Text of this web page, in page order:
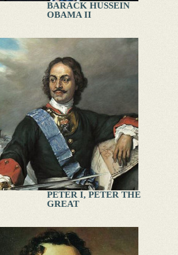
BARACK HUSSEIN
OBAMA II
PETER I, PETER THE
GREAT